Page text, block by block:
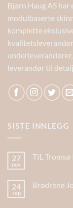
Bjørn Haug AS
modulbaserte
komplette
leverandør til
SISTE INNLEGG
27
nov
TIL
24
sep
Brødrene